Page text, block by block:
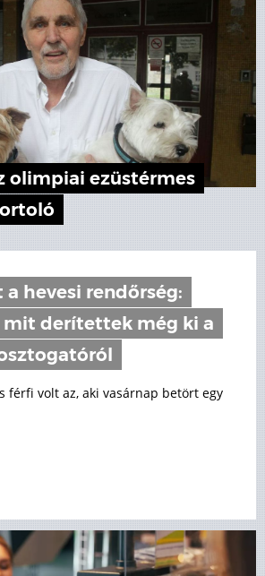
olimpiai ezüstérmes
a hevesi rendőrség:
derítettek még ki a
férfi volt az, aki vasárnap betört egy